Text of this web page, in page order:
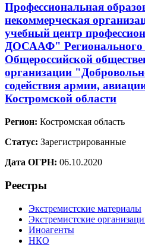
Профессиональная
некоммерческая
учебный центр
ДОСААФ" Регионального
Общероссийской
организации
содействия армии,
Костромской области
Регион: Костромская область
Статус: Зарегистрированные
Дата ОГРН: 06.10.2020
Реестры
Экстремистские материалы
Экстремистские
Иноагенты
НКО